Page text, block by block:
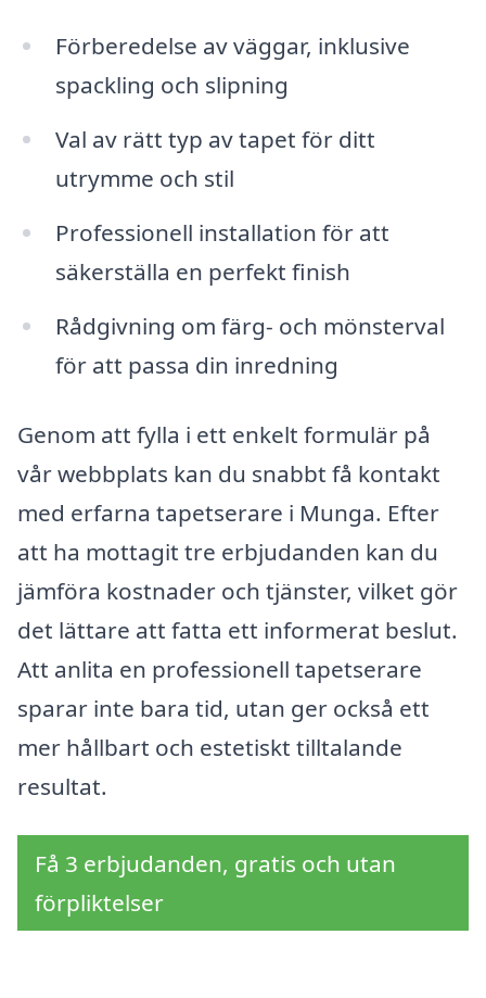
Förberedelse av väggar, inklusive
spackling och slipning
Val av rätt typ av tapet för ditt
utrymme och stil
Professionell installation för att
säkerställa en perfekt finish
Rådgivning om färg- och mönsterval
för att passa din inredning
Genom att fylla i ett enkelt formulär på
vår webbplats kan du snabbt få kontakt
med erfarna tapetserare i Munga. Efter
att ha mottagit tre erbjudanden kan du
jämföra kostnader och tjänster, vilket gör
det lättare att fatta ett informerat beslut.
Att anlita en professionell tapetserare
sparar inte bara tid, utan ger också ett
mer hållbart och estetiskt tilltalande
resultat.
Få 3 erbjudanden, gratis och utan
förpliktelser